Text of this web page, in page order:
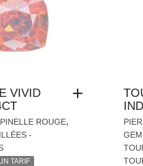
VIVID
ROUGE,
-
TARIF